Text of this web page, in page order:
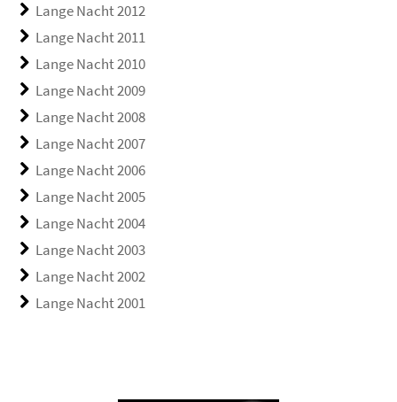
Lange Nacht 2012
Lange Nacht 2011
Lange Nacht 2010
Lange Nacht 2009
Lange Nacht 2008
Lange Nacht 2007
Lange Nacht 2006
Lange Nacht 2005
Lange Nacht 2004
Lange Nacht 2003
Lange Nacht 2002
Lange Nacht 2001